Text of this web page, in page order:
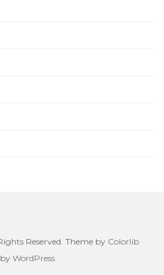
Reserved. Theme by Colorlib
WordPress